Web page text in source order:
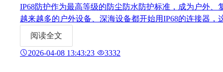
IP68防护作为最高等级的防尘防水防护标准，成为户外
越来越多的户外设备、深海设备都开始用IP68的连接器
发展趋势，为B端的用户提供选型参考。
阅读全文
2026-04-08 13:43:23 3332